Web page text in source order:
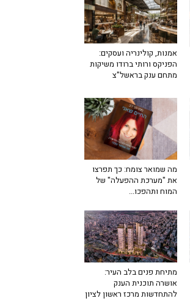
אמנות, קולינריה ועסקים:
הפניקס ורותי ברודו משיקות
מתחם ענק בראשל"צ
מה שמואר צומח: כך תפרצו
את "מערכת ההפעלה" של
המוח ותהפכו...
מתיחת פנים בלב העיר:
אושרה תוכנית הענק
להתחדשות מרכז ראשון לציון